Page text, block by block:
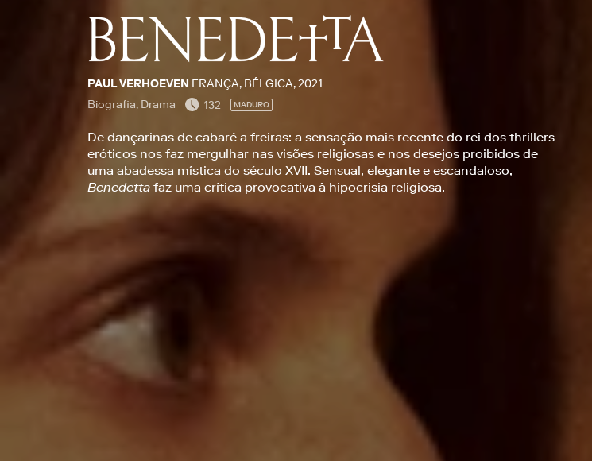
PAUL VERHOEVEN FRANÇA, BÉLGICA, 2021
Biografia, Drama
132 MADURO
De dançarinas de cabaré a freiras: a sensação mais recente do rei dos thrillers
eróticos nos faz mergulhar nas visões religiosas e nos desejos proibidos de
uma abadessa mística do século XVII. Sensual, elegante e escandaloso,
Benedetta faz uma crítica provocativa à hipocrisia religiosa.